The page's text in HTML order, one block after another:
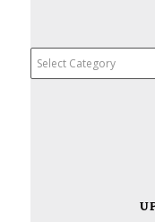
Categories